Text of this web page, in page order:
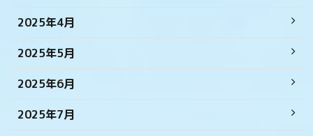
2025年4月
2025年5月
2025年6月
2025年7月